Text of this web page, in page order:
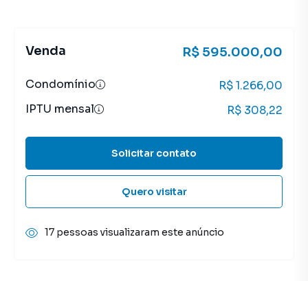
Venda R$ 595.000,00
Condomínio
R$ 1.266,00
IPTU mensal
R$ 308,22
Solicitar contato
Quero visitar
17 pessoas visualizaram este anúncio